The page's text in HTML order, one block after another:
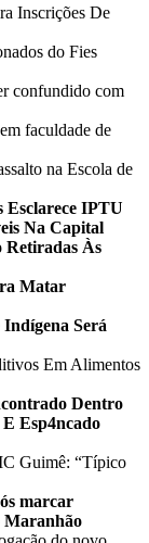
Inscrições De
do Fies
confundido com
faculdade de
na Escola de
IPTU
Na Capital
Retiradas Às
Matar
Será
Em Alimentos
Dentro
Esp4ncado
Guimê: “Típico
marcar
Maranhão